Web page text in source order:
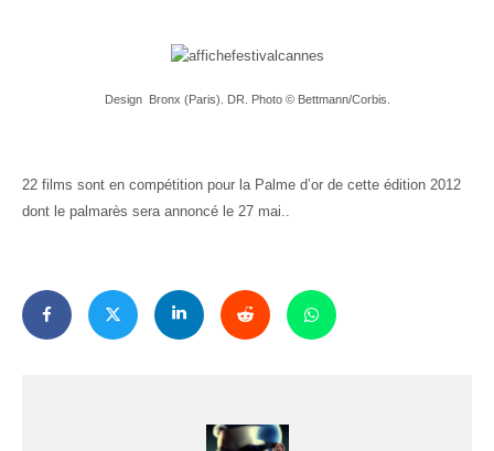
Design Bronx (Paris). DR. Photo © Bettmann/Corbis.
22 films sont en compétition pour la Palme d’or de cette édition 2012
dont le palmarès sera annoncé le 27 mai..